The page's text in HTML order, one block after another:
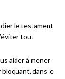
le testament
tout
aider à mener
dans le